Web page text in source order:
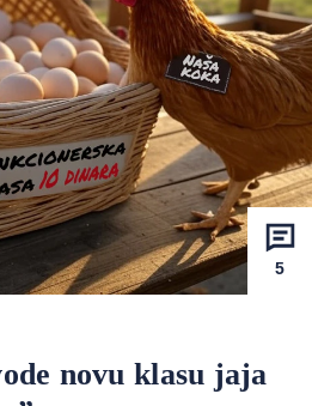
5
novu klasu jaja